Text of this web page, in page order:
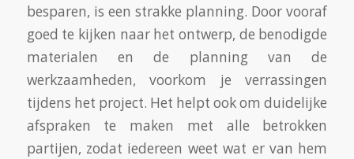
besparen, is een strakke planning. Door vooraf
goed te kijken naar het ontwerp, de benodigde
materialen en de planning van de
werkzaamheden, voorkom je verrassingen
tijdens het project. Het helpt ook om duidelijke
afspraken te maken met alle betrokken
partijen, zodat iedereen weet wat er van hem